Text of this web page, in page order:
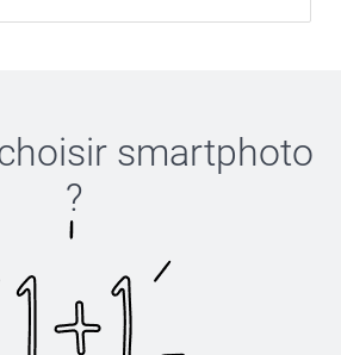
smartphoto
?